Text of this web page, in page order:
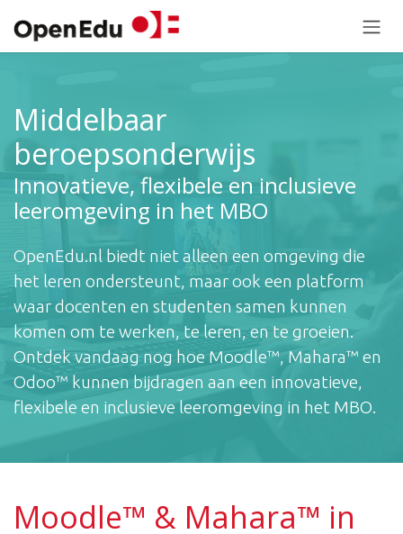
Middelbaar
beroepsonderwijs
Innovatieve, flexibele en inclusieve
leeromgeving in het MBO​
OpenEdu.nl biedt niet alleen een omgeving die
het leren ondersteunt, maar ook een platform
waar docenten en studenten samen kunnen
komen om te werken, te leren, en te groeien.
Ontdek vandaag nog hoe Moodle™, Mahara™ en
Odoo™ kunnen bijdragen aan een innovatieve,
flexibele en inclusieve leeromgeving in het MBO.
Moodle™ & Mahara™ in